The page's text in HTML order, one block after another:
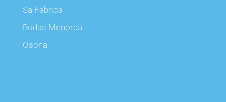
Sa Fabrica
Bodas Menorca
Osona